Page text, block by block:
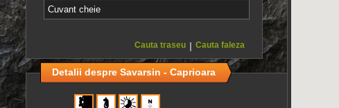
Cauta faleza
|
Cauta traseu
Detalii despre Savarsin - Caprioara